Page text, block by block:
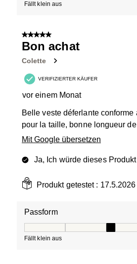
Fällt klein aus
5 von 5 Sternen.
Bon achat
Colette
VERIFIZIERTER KÄUFER
vor einem Monat
Belle veste déferlante conforme
pour la taille, bonne longueur
Mit Google übersetzen
Ja, Ich würde dieses
Produkt getestet : 17.5.2026
Passform
Fällt klein aus